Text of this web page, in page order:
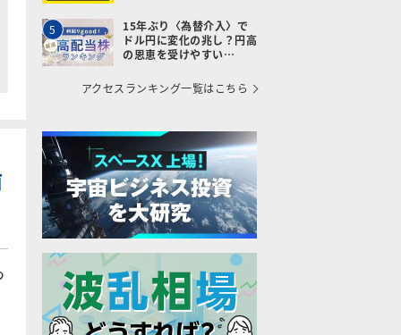
5
15年ぶり〈為替介入〉で
ドル円に変化の兆し？円高
の恩恵を受けやすい…
アクセスランキング一覧はこちら